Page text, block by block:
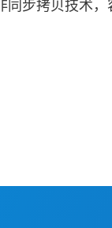
同步拷贝技术，